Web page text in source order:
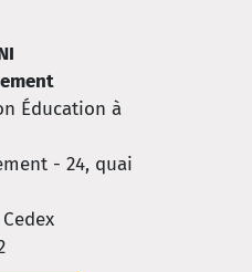
Éducation à
- 24, quai